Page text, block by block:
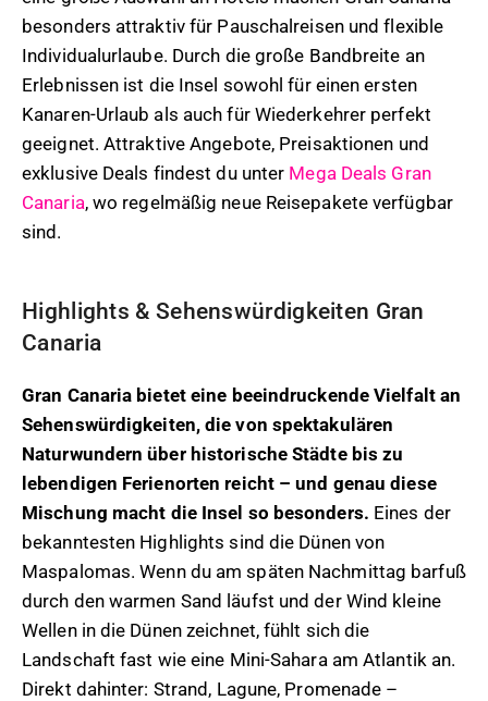
besonders attraktiv für Pauschalreisen und flexible
Individualurlaube. Durch die große Bandbreite an
Erlebnissen ist die Insel sowohl für einen ersten
Kanaren-Urlaub als auch für Wiederkehrer perfekt
geeignet. Attraktive Angebote, Preisaktionen und
exklusive Deals findest du unter Mega Deals Gran
Canaria, wo regelmäßig neue Reisepakete verfügbar
sind.
Highlights & Sehenswürdigkeiten Gran
Canaria
Gran Canaria bietet eine beeindruckende Vielfalt an
Sehenswürdigkeiten, die von spektakulären
Naturwundern über historische Städte bis zu
lebendigen Ferienorten reicht – und genau diese
Mischung macht die Insel so besonders. Eines der
bekanntesten Highlights sind die Dünen von
Maspalomas. Wenn du am späten Nachmittag barfuß
durch den warmen Sand läufst und der Wind kleine
Wellen in die Dünen zeichnet, fühlt sich die
Landschaft fast wie eine Mini-Sahara am Atlantik an.
Direkt dahinter: Strand, Lagune, Promenade –